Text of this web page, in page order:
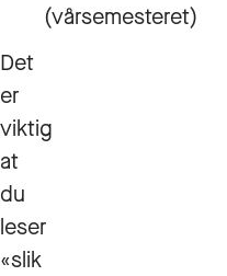
(vårsemesteret)
Det
er
viktig
at
du
leser
«slik